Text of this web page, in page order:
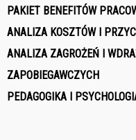
PAKIET BENEFITÓW
ANALIZA KOSZTÓW I
ANALIZA ZAGROŻEŃ I
ZAPOBIEGAWCZYCH
PEDAGOGIKA I